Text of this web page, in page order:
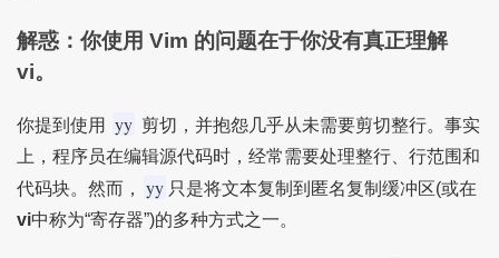
解惑：你使用 Vim 的问题在于你没有真正理解
vi。
你提到使用 yy 剪切，并抱怨几乎从未需要剪切整行。事实
上，程序员在编辑源代码时，经常需要处理整行、行范围和
代码块。然而，
yy 只是将文本复制到匿名复制缓冲区(或在
vi中称为“寄存器”)的多种方式之一。